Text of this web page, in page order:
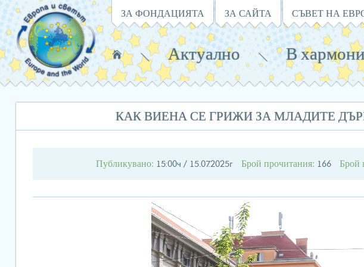
Навигация
ЗА ФОНДАЦИЯТА ЗА САЙТА СЪВЕТ НА
Намирате
се
Актуално В
КАК ВИЕНА СЕ ГРИЖИ ЗА МЛАДИТЕ
Публикувано: 15:00ч / 15.07.2025г Брой прочитания: 166 Брой